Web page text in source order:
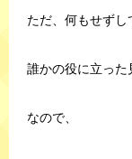
ただ、何もせずし
誰かの役に立った
なので、